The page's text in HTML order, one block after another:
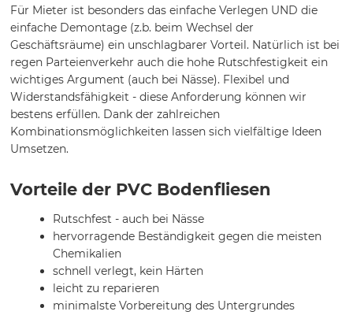
Für Mieter ist besonders das einfache Verlegen UND die
einfache Demontage (z.b. beim Wechsel der
Geschäftsräume) ein unschlagbarer Vorteil. Natürlich ist bei
regen Parteienverkehr auch die hohe Rutschfestigkeit ein
wichtiges Argument (auch bei Nässe). Flexibel und
Widerstandsfähigkeit - diese Anforderung können wir
bestens erfüllen. Dank der zahlreichen
Kombinationsmöglichkeiten lassen sich vielfältige Ideen
Umsetzen.
Vorteile der PVC Bodenfliesen
Rutschfest - auch bei Nässe
hervorragende Beständigkeit gegen die meisten
Chemikalien
schnell verlegt, kein Härten
leicht zu reparieren
minimalste Vorbereitung des Untergrundes